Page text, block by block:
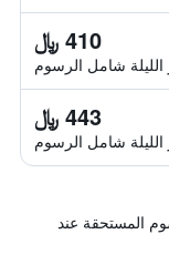
410 ﷼
شامل الرسوم
443 ﷼
شامل الرسوم
المستحقة عند